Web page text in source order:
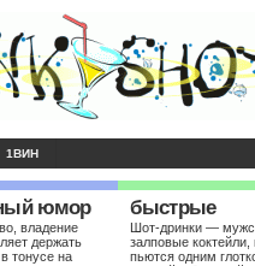
1ВИН
юмор
владение
держать
тонусе на
быстрые
Шот-дринки —
залповые коктейли,
пьются одним